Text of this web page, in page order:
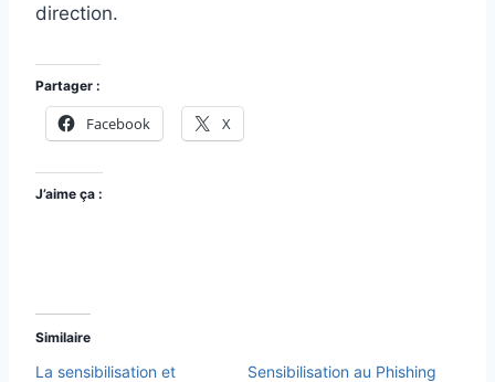
direction.
Partager :
Facebook X
J’aime ça :
Similaire
La sensibilisation et
Sensibilisation au Phishing